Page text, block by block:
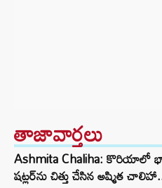
తాజావార్తలు
Ashmita Chaliha: కొరియాలో
షట్లర్‌ను చిత్తు చేసిన అష్మిత